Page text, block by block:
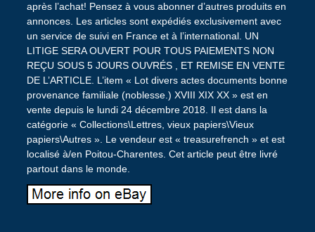
après l’achat! Pensez à vous abonner d’autres produits en
annonces. Les articles sont expédiés exclusivement avec
un service de suivi en France et à l’international. UN
LITIGE SERA OUVERT POUR TOUS PAIEMENTS NON
REÇU SOUS 5 JOURS OUVRÉS , ET REMISE EN VENTE
DE L’ARTICLE. L’item « Lot divers actes documents bonne
provenance familiale (noblesse.) XVIII XIX XX » est en
vente depuis le lundi 24 décembre 2018. Il est dans la
catégorie « Collections\Lettres, vieux papiers\Vieux
papiers\Autres ». Le vendeur est « treasurefrench » et est
localisé à/en Poitou-Charentes. Cet article peut être livré
partout dans le monde.